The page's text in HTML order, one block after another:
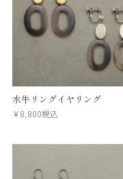
水牛リングイヤリング
¥8,800税込